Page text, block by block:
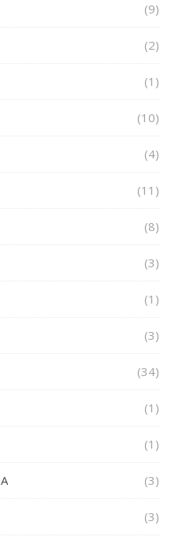
(9)
(2)
(1)
(10)
(4)
(11)
(8)
(3)
(1)
(3)
(34)
(1)
(1)
(3)
(3)